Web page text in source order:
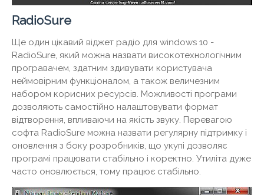
RadioSure
Ще один цікавий віджет радіо для windows 10 -
RadioSure, який можна назвати високотехнологічним
програвачем, здатним здивувати користувача
неймовірним функціоналом, а також величезним
набором корисних ресурсів. Можливості програми
дозволяють самостійно налаштовувати формат
відтворення, впливаючи на якість звуку. Перевагою
софта RadioSure можна назвати регулярну підтримку і
оновлення з боку розробників, що укупі дозволяє
програмі працювати стабільно і коректно. Утиліта дуже
часто оновлюється, тому працює стабільно.